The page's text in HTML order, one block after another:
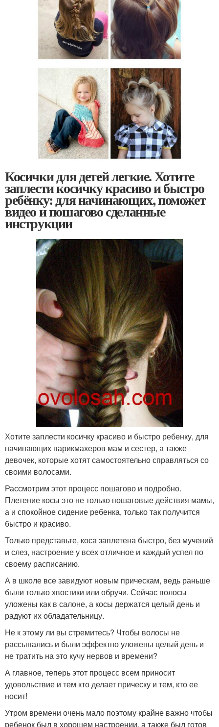
Косички для детей легкие. Хотите
заплести косичку красиво и быстро
ребёнку: для начинающих, поможет
видео и пошагово сделанные
инструкции
Хотите заплести косичку красиво и быстро ребенку, для
начинающих парикмахеров мам и сестер, а также
девочек, которые хотят самостоятельно справляться со
своими волосами.
Рассмотрим этот процесс пошагово и подробно.
Плетение косы это не только пошаговые действия мамы,
а и спокойное сидение ребенка, только так получится
быстро и красиво.
Только представьте, коса заплетена быстро, без мучений
и слез, настроение у всех отличное и каждый успел по
своему расписанию.
А в школе все завидуют новым прическам, ведь раньше
были только хвостики или обручи. Сейчас волосы
уложены как в салоне, а косы держатся целый день и
радуют их обладательницу.
Не к этому ли вы стремитесь? Чтобы волосы не
рассыпались и были эффектно уложены целый день и
не тратить на это кучу нервов и времени?
А главное, теперь этот процесс всем приносит
удовольствие и тем кто делает прическу и тем, кто ее
носит!
Утром времени очень мало поэтому крайне важно чтобы
ребенок был в хорошем настроении, а также был готов